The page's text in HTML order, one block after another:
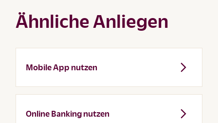
Ähnliche Anliegen
Mobile App nutzen
Online Banking nutzen